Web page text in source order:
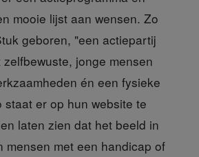
mooie lijst aan wensen. Zo
geboren, "een actiepartij
jonge mensen
én een fysieke
staat er op hun website te
laten zien dat het beeld in
mensen met een handicap of